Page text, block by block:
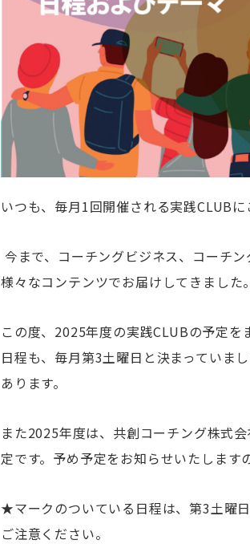
いつも、毎月1回開催される実践CLUB
今まで、コーチングビジネス、コーチン
様々なコンテンツでお届けしてきました。
この度、 2025年度の実践CLUBの予定を
日程も、毎月第3土曜日と決まっていま
あります。
また2025年度は、共創コーチング株式
定です。予め予定をお知らせいたしま
★マークのついている日程は、第3土曜
ご注意ください。